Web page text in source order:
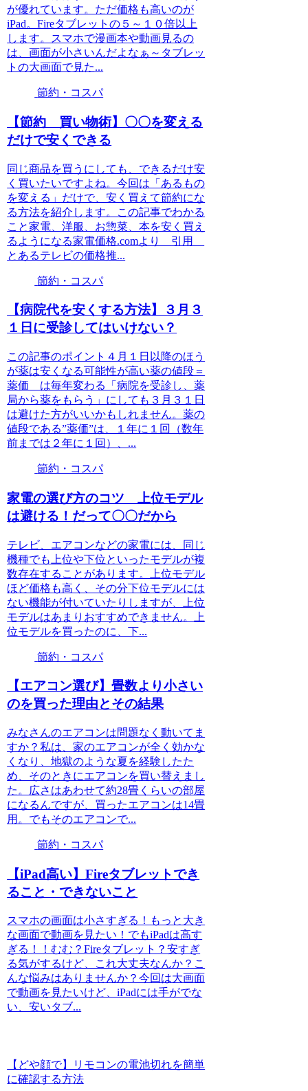
が優れています。ただ価格も高いのが
iPad。Fireタブレットの５～１０倍以上
します。スマホで漫画本や動画見るの
は、画面が小さいんだよなぁ～タブレッ
トの大画面で見た...
節約・コスパ
【節約 買い物術】〇〇を変える
だけで安くできる
同じ商品を買うにしても、できるだけ安
く買いたいですよね。今回は「あるもの
を変える」だけで、安く買えて節約にな
る方法を紹介します。この記事でわかる
こと家電、洋服、お惣菜、本を安く買え
るようになる家電価格.comより 引用
とあるテレビの価格推...
節約・コスパ
【病院代を安くする方法】３月３
１日に受診してはいけない？
この記事のポイント４月１日以降のほう
が薬は安くなる可能性が高い薬の値段＝
薬価 は毎年変わる「病院を受診し、薬
局から薬をもらう」にしても３月３１日
は避けた方がいいかもしれません。薬の
値段である”薬価”は、１年に１回（数年
前までは２年に１回）、...
節約・コスパ
家電の選び方のコツ 上位モデル
は避ける！だって〇〇だから
テレビ、エアコンなどの家電には、同じ
機種でも上位や下位といったモデルが複
数存在することがあります。上位モデル
ほど価格も高く、その分下位モデルには
ない機能が付いていたりしますが、上位
モデルはあまりおすすめできません。上
位モデルを買ったのに、下...
節約・コスパ
【エアコン選び】畳数より小さい
のを買った理由とその結果
みなさんのエアコンは問題なく動いてま
すか？私は、家のエアコンが全く効かな
くなり、地獄のような夏を経験したた
め、そのときにエアコンを買い替えまし
た。広さはあわせて約28畳くらいの部屋
になるんですが、買ったエアコンは14畳
用。でもそのエアコンで...
節約・コスパ
【iPad高い】Fireタブレットでき
ること・できないこと
スマホの画面は小さすぎる！もっと大き
な画面で動画を見たい！でもiPadは高す
ぎる！！むむ？Fireタブレット？安すぎ
る気がするけど、これ大丈夫なんか？こ
んな悩みはありませんか？今回は大画面
で動画を見たいけど、iPadには手がでな
い、安いタブ...
【どや顔で】リモコンの電池切れを簡単
に確認する方法